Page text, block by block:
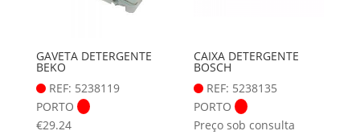
GAVETA DETERGENTE
BEKO
REF: 5238119
PORTO
€29.24
CAIXA DETERGENTE
BOSCH
REF: 5238135
PORTO
Preço sob consulta